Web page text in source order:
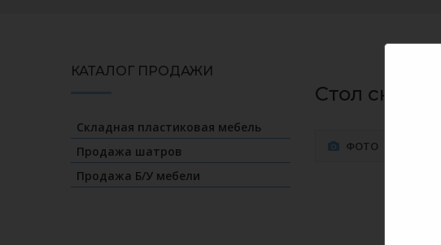
КАТАЛОГ ПРОДАЖИ
Складная пластиковая мебель
Продажа шатров
Продажа Б/У мебели
Стол
ФОТО